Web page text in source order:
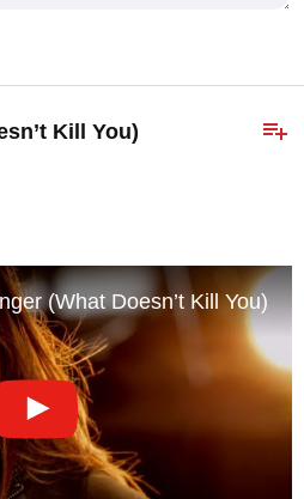
playlist_add
Kill You)
(What Doesn’t Kill You)